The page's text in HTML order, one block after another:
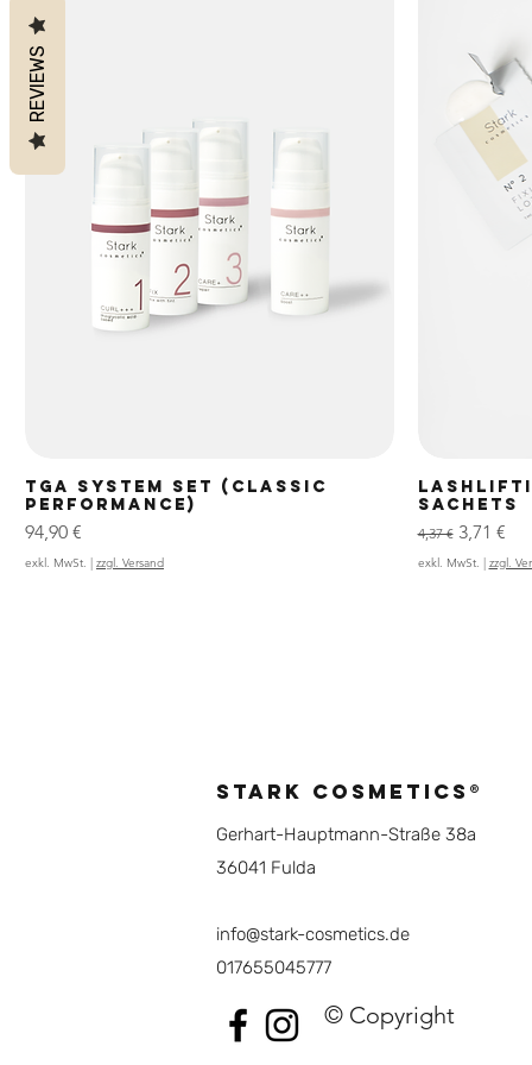
TGA System Set (Classic
Performance)
Preis
94,90 €
exkl. MwSt. | zzgl. Versand
SACHETS
Standardpreis
4,37 € Sale-Preis
3,71 €
exkl. MwSt. | zzgl.
STARK COSMETICS®
Gerhart-Hauptmann-Straße 38a
36041 Fulda
info@stark-cosmetics.de
017655045777
© Copyright
REVIEWS